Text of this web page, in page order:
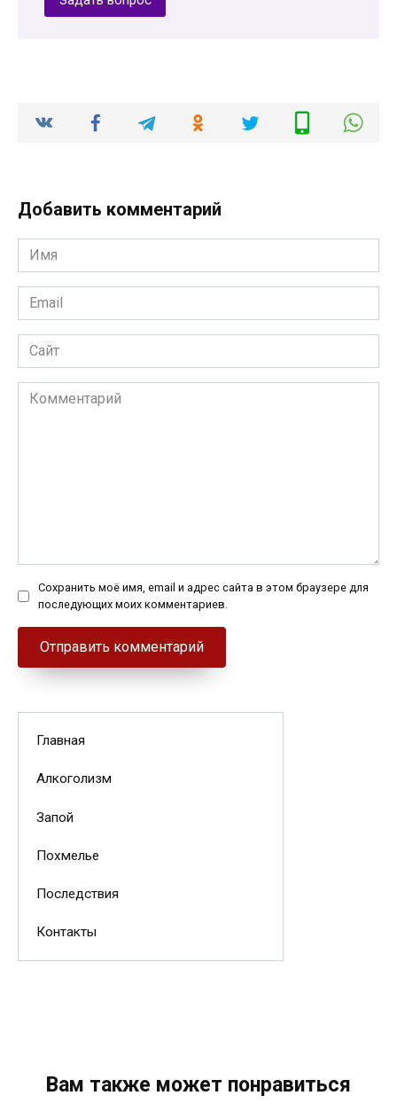
Добавить комментарий
Имя
*
Email
*
Сайт
Комментарий
Сохранить моё имя, email и адрес сайта в этом браузере для
последующих моих комментариев.
Главная
Алкоголизм
Запой
Похмелье
Последствия
Контакты
Вам также может понравиться